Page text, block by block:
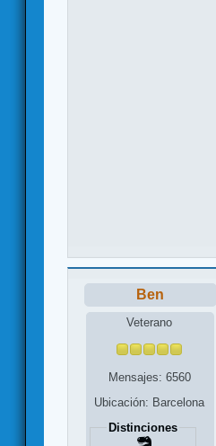
Ben
Veterano
Mensajes: 6560
Ubicación: Barcelona
Distinciones